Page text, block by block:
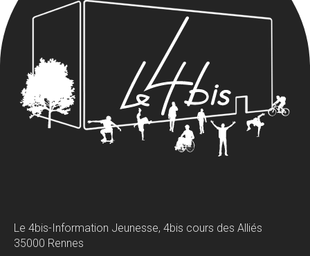
Le 4bis-Information Jeunesse, 4bis cours des Alliés
35000 Rennes